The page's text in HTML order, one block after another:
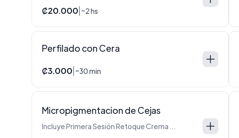
₡20.000 ~2 hs
Perfilado con Cera
₡3.000 ~30 min
Micropigmentacion de Cejas
Incluye Primera Sesión Retoque Crema de cuidado en casa